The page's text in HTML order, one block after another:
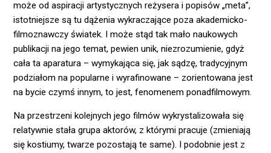
może od aspiracji artystycznych reżysera i popisów „meta”,
istotniejsze są tu dążenia wykraczające poza akademicko-
filmoznawczy światek. I może stąd tak mało naukowych
publikacji na jego temat, pewien unik, niezrozumienie, gdyż
cała ta aparatura – wymykająca się, jak sądzę, tradycyjnym
podziałom na popularne i wyrafinowane – zorientowana jest
na bycie czymś innym, to jest, fenomenem ponadfilmowym.
Na przestrzeni kolejnych jego filmów wykrystalizowała się
relatywnie stała grupa aktorów, z którymi pracuje (zmieniają
się kostiumy, twarze pozostają te same). I podobnie jest z